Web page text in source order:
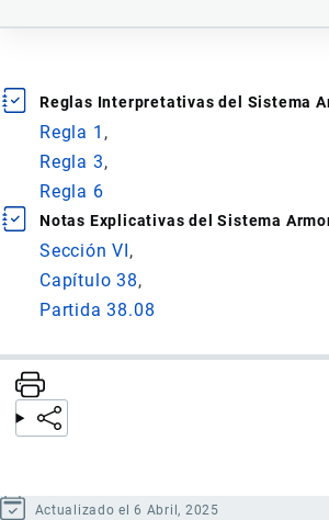
Para lapresentación en envases de
Reglas Interpretativas del Sistema
Regla 1
Regla 3
Regla 6
Notas Explicativas del Sistema
Sección VI
Capítulo 38
Partida 38.08
Actualizado el 6 Abril, 2025